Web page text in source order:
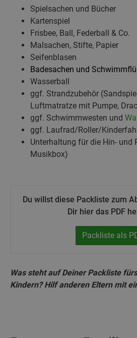
Spielsachen und Bücher
Kartenspiel
Frisbee, Ball, Federball & Co.
Malsachen, Stifte, Papier
Seifenblasen
Badesachen und
Wasserball
ggf. Strandzubehör
Luftmatratze mit Pumpe,
ggf. Schwimmwesten und
ggf. Laufrad/Roller/
Unterhaltung für die Hin- und
Musikbox)
Du willst diese Packliste zum
Dir hier das PDF
Packliste als
Was steht auf Deiner Packliste
Kindern? Hilf anderen Eltern mit